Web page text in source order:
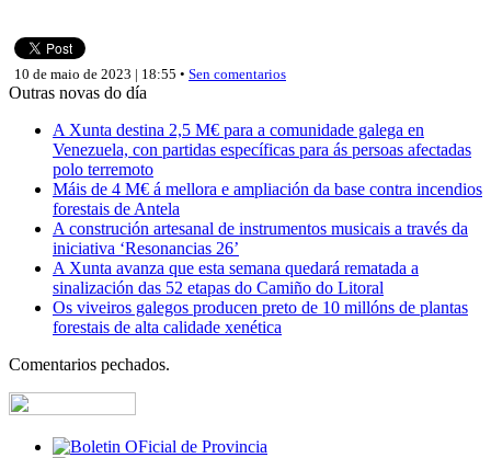
10 de maio de 2023 | 18:55 • Sen comentarios
Outras novas do día
A Xunta destina 2,5 M€ para a comunidade galega en
Venezuela, con partidas específicas para ás persoas afectadas
polo terremoto
Máis de 4 M€ á mellora e ampliación da base contra incendios
forestais de Antela
A construción artesanal de instrumentos musicais a través da
iniciativa ‘Resonancias 26’
A Xunta avanza que esta semana quedará rematada a
sinalización das 52 etapas do Camiño do Litoral
Os viveiros galegos producen preto de 10 millóns de plantas
forestais de alta calidade xenética
Comentarios pechados.